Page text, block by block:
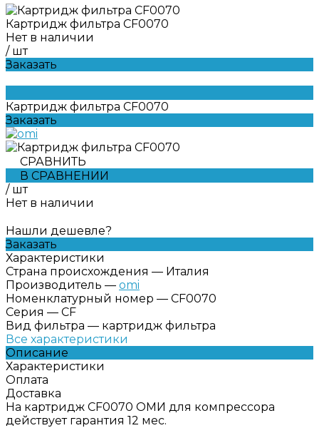
Картридж фильтра CF0070
Нет в наличии
/ шт
Заказать
Картридж фильтра CF0070
Заказать
СРАВНИТЬ
В СРАВНЕНИИ
/ шт
Нет в наличии
Нашли дешевле?
Заказать
Характеристики
Страна происхождения — Италия
Производитель — omi
Номенклатурный номер — CF0070
Серия — CF
Вид фильтра — картридж фильтра
Все характеристики
Описание
Характеристики
Оплата
Доставка
На картридж CF0070 ОМИ для компрессора
действует гарантия 12 мес.